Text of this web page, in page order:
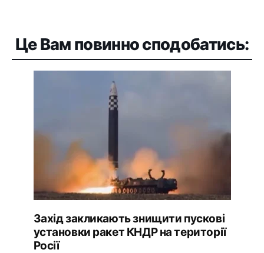
Це Вам повинно сподобатись:
Захід закликають знищити пускові
установки ракет КНДР на території
Росії